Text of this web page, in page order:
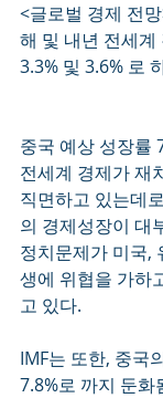
<글로벌 경제 전
해 및 내년 전세계
3.3% 및 3.6% 로
중국 예상 성장률
전세계 경제가 재
직면하고 있는데
의 경제성장이 대
정치문제가 미국,
생에 위협을 가하
고 있다.
IMF는 또한, 중국
7.8%로 까지 둔